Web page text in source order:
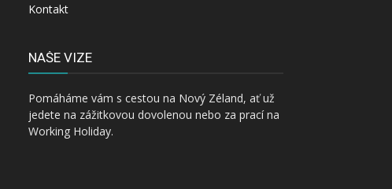
Kontakt
NAŠE VIZE
Pomáháme vám s cestou na Nový Zéland, ať už
jedete na zážitkovou dovolenou nebo za prací na
Working Holiday.